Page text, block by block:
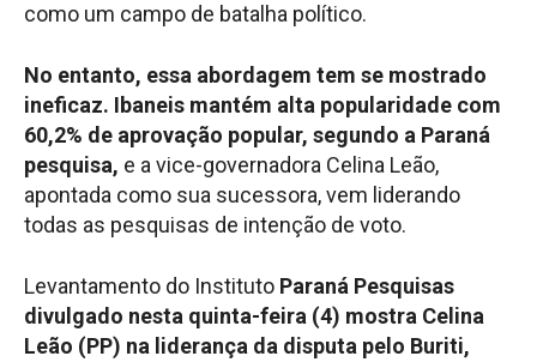
como um campo de batalha político.
No entanto, essa abordagem tem se mostrado
ineficaz. Ibaneis mantém alta popularidade com
60,2% de aprovação popular, segundo a Paraná
pesquisa, e a vice-governadora Celina Leão,
apontada como sua sucessora, vem liderando
todas as pesquisas de intenção de voto.
Levantamento do Instituto Paraná Pesquisas
divulgado nesta quinta-feira (4) mostra Celina
Leão (PP) na liderança da disputa pelo Buriti,